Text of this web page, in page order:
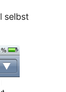
selbst